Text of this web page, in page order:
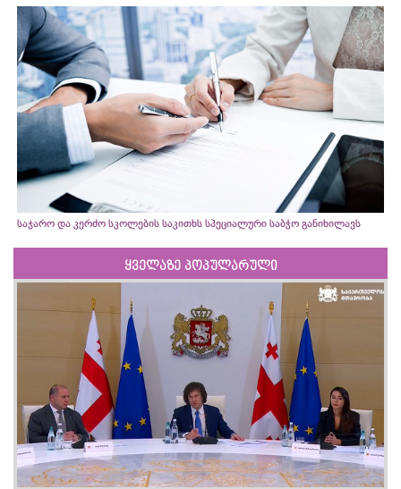
საჯარო და კერძო სკოლების საკითხს სპეციალური საბჭო განიხილავს
ყველაზე პოპულარული